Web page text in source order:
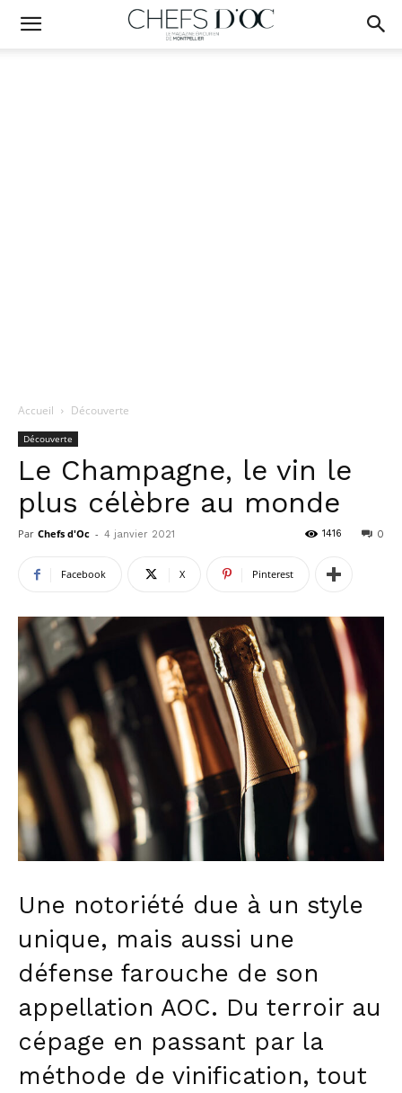
Accueil Découverte
Découverte
Le Champagne, le vin le
plus célèbre au monde
Par Chefs d'Oc - 4 janvier 2021 0
1416
Facebook X Pinterest
Une notoriété due à un style
unique, mais aussi une
défense farouche de son
appellation AOC. Du terroir au
cépage en passant par la
méthode de vinification, tout